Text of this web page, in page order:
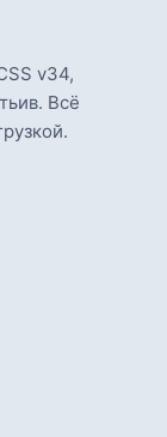
v34,
Всё